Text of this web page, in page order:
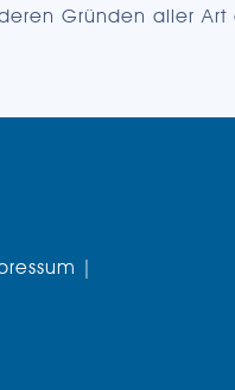
Gründen aller
|